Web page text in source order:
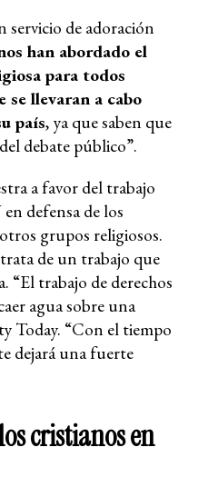
servicio de adoración
han abordado el
para todos
se llevaran a cabo
país, ya que saben que
debate público”.
a favor del trabajo
defensa de los
grupos religiosos.
de un trabajo que
“El trabajo de derechos
agua sobre una
Today. “Con el tiempo
dejará una fuerte
cristianos en